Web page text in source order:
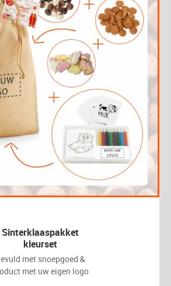
Sinterklaaspakket
kleurset
met snoepgoed &
met uw eigen logo